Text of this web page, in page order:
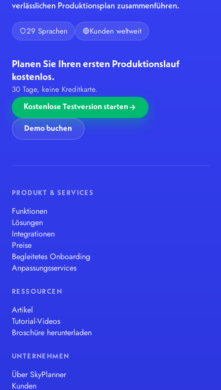
verlässlichen Produktionsplan zusammenführen.
29 Sprachen Kunden weltweit
Planen Sie Ihren ersten Produktionslauf
kostenlos.
30 Tage, keine Kreditkarte.
Kostenlose Testversion starten
Demo buchen
PRODUKT & SERVICES
Funktionen
Lösungen
Integrationen
Preise
Begleitetes Onboarding
Anpassungsservices
RESSOURCEN
Artikel
Tutorial-Videos
Broschüre herunterladen
UNTERNEHMEN
Über SkyPlanner
Kunden